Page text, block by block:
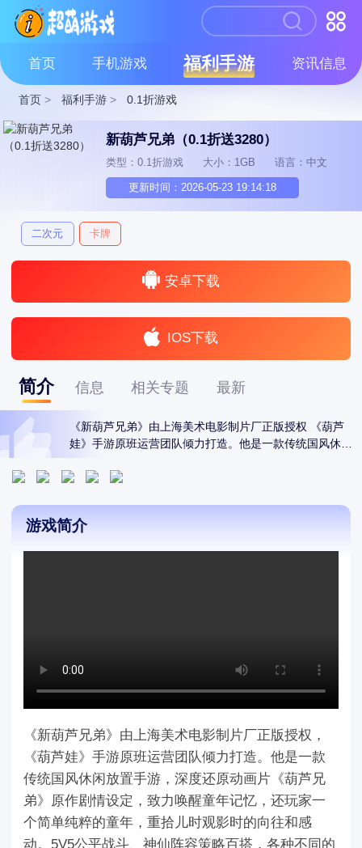
首页 手机游戏 福利手游 资讯信息
首页 > 福利手游 > 0.1折游戏
新葫芦兄弟（0.1折送3280）
类型：0.1折游戏 大小：1GB 语言：中文
更新时间：2026-05-23 19:14:18
二次元 卡牌
安卓下载
IOS下载
简介 信息 相关专题 最新
《新葫芦兄弟》由上海美术电影制片厂正版授权 《葫芦
娃》手游原班运营团队倾力打造。他是一款传统国风休闲
唤醒童年记忆 还玩家一个简单纯粹的童年 重拾儿时观影时
同的关卡战斗 丰富的地形选择 实时联机对战 随时开启不一
样的关卡战斗之旅。齐聚葫芦山 再续儿时梦
游戏简介
《新葫芦兄弟》由上海美术电影制片厂正版授权，
《葫芦娃》手游原班运营团队倾力打造。他是一款
传统国风休闲放置手游，深度还原动画片《葫芦兄
弟》原作剧情设定，致力唤醒童年记忆，还玩家一
个简单纯粹的童年，重拾儿时观影时的向往和感
动。5V5公平战斗、神仙阵容策略百搭，各种不同的